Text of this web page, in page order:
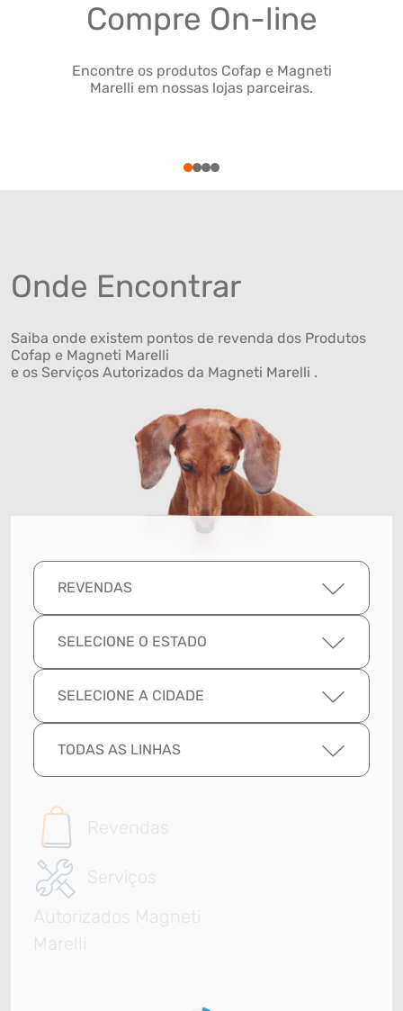
Compre On-line
Encontre os produtos Cofap e Magneti
Marelli em nossas lojas parceiras.
1234
Onde Encontrar
Saiba onde existem pontos de revenda dos Produtos
Cofap e Magneti Marelli
e os Serviços Autorizados da Magneti Marelli .
REVENDAS
SELECIONE O ESTADO
SELECIONE A CIDADE
TODAS AS LINHAS
Revendas
Serviços
Autorizados Magneti
Marelli